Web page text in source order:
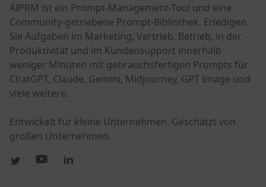
AIPRM ist ein Prompt-Management-Tool und eine
Community-getriebene Prompt-Bibliothek. Erledigen
Sie Aufgaben im Marketing, Vertrieb, Betrieb, in der
Produktivität und im Kundensupport innerhalb
weniger Minuten mit gebrauchsfertigen Prompts für
ChatGPT, Claude, Gemini, Midjourney, GPT Image und
viele weitere.
Entwickelt für kleine Unternehmen. Geschätzt von
großen Unternehmen.